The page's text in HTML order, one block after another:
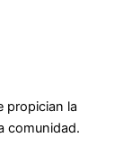
propician la
comunidad.